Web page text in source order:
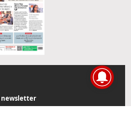
newsletter
de actualidad directamente en